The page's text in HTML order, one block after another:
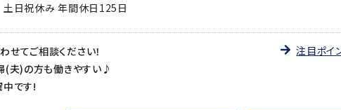
土日祝休み 年間休日125日
てご相談ください！
(夫)の方も働きやすい♪
です!
注目ポイ